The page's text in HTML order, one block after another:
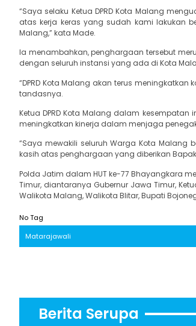
“Saya selaku Ketua DPRD Kota Malang
atas kerja keras yang sudah kami lakukan
Malang,” kata Made.
Ia menambahkan, penghargaan tersebut
dengan seluruh instansi yang ada di Kota
“DPRD Kota Malang akan terus
tandasnya.
Ketua DPRD Kota Malang dalam
meningkatkan kinerja dalam menjaga
“Saya mewakili seluruh Warga Kota Malang
kasih atas penghargaan yang diberikan
Polda Jatim dalam HUT ke-77 Bhayangkara
Timur, diantaranya Gubernur Jawa Timur,
Walikota Malang, Walikota Blitar, Bupati
No Tag
Matarajawali
Berita Serupa